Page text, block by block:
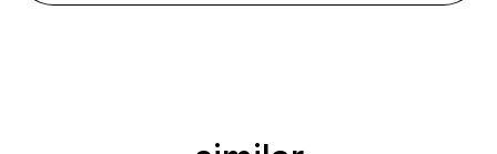
Ignorer la galerie de produits